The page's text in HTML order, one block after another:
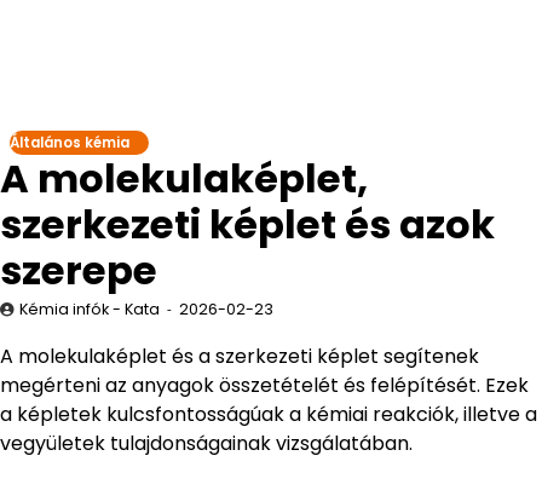
Általános kémia
A molekulaképlet,
szerkezeti képlet és azok
szerepe
Kémia infók - Kata 2026-02-23
A molekulaképlet és a szerkezeti képlet segítenek
megérteni az anyagok összetételét és felépítését. Ezek
a képletek kulcsfontosságúak a kémiai reakciók, illetve a
vegyületek tulajdonságainak vizsgálatában.